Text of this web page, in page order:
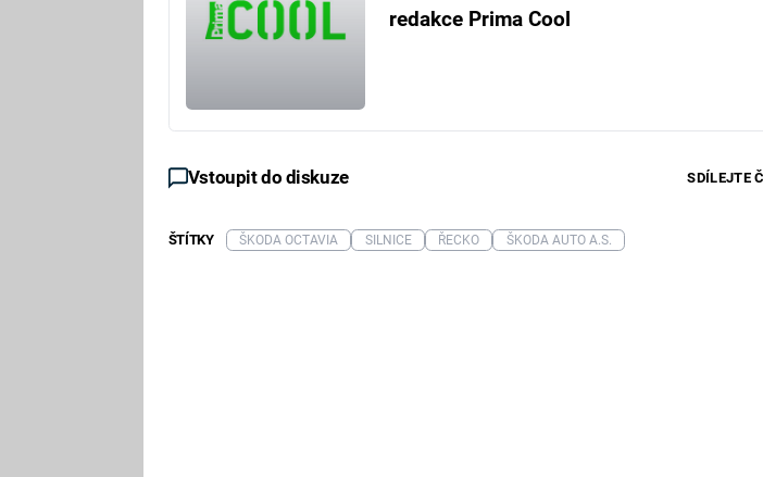
redakce Prima Cool
Vstoupit do diskuze SDÍLEJTE
ŠTÍTKY ŠKODA OCTAVIA SILNICE ŘECKO ŠKODA AUTO A.S.